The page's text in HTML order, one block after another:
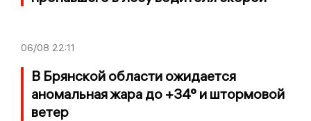
06/08 22:11
В Брянской области ожидается
аномальная жара до +34° и штормовой
ветер